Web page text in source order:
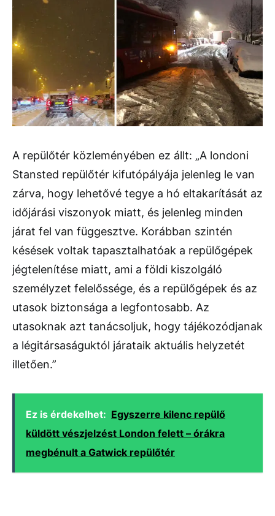
A repülőtér közleményében ez állt: „A londoni
Stansted repülőtér kifutópályája jelenleg le van
zárva, hogy lehetővé tegye a hó eltakarítását az
időjárási viszonyok miatt, és jelenleg minden
járat fel van függesztve. Korábban szintén
késések voltak tapasztalhatóak a repülőgépek
jégtelenítése miatt, ami a földi kiszolgáló
személyzet felelőssége, és a repülőgépek és az
utasok biztonsága a legfontosabb. Az
utasoknak azt tanácsoljuk, hogy tájékozódjanak
a légitársaságuktól járataik aktuális helyzetét
illetően.”
Ez is érdekelhet: Egyszerre kilenc repülő
küldött vészjelzést London felett – órákra
megbénult a Gatwick repülőtér